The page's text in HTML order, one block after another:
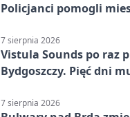
Policjanci pomogli
7 sierpnia 2026
Vistula Sounds po raz
Bydgoszczy. Pięć dni
7 sierpnia 2026